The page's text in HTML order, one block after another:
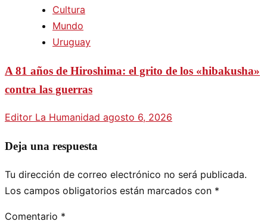
Cultura
Mundo
Uruguay
A 81 años de Hiroshima: el grito de los «hibakusha»
contra las guerras
Editor La Humanidad agosto 6, 2026
Deja una respuesta
Tu dirección de correo electrónico no será publicada.
Los campos obligatorios están marcados con *
Comentario *